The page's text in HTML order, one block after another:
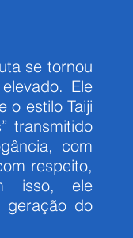
se tornou
Ele
o estilo Taiji
transmitido
com
respeito,
isso, ele
geração do